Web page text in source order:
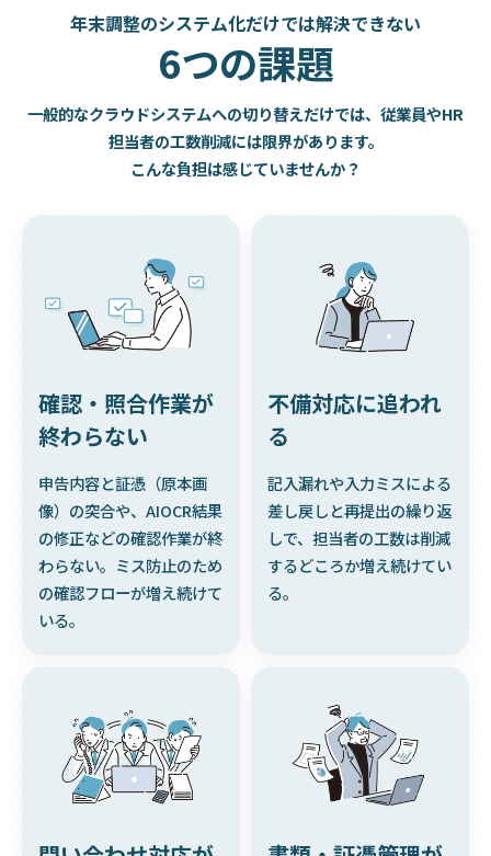
年末調整のシステム化だけでは解決できない
6つの課題
一般的なクラウドシステムへの切り替えだけでは、従業員やHR
担当者の工数削減には限界があります。
こんな負担は感じていませんか？
確認・照合作業が
終わらない
申告内容と証憑（原本画
像）の突合や、AIOCR結果
の修正などの確認作業が終
わらない。ミス防止のため
の確認フローが増え続けて
いる。
不備対応に追われ
る
記入漏れや入力ミスによる
差し戻しと再提出の繰り返
しで、担当者の工数は削減
するどころか増え続けてい
る。